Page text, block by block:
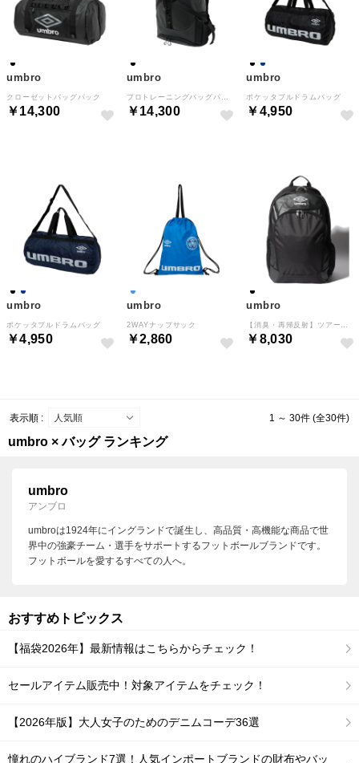
umbro
クローゼットバッグパック
￥14,300
umbro
￥14,300
umbro
ポケッタブルドラムバッグ
￥4,950
umbro
ポケッタブルドラムバッグ
￥4,950
umbro
2WAYナップサック
￥2,860
umbro
￥8,030
表示順 : 1 ～ 30件 (全30件)
umbro × バッグ ランキング
umbro
アンブロ
umbroは1924年にイングランドで誕生し、高品質・高機能な商品で世
界中の強豪チーム・選手をサポートするフットボールブランドです。
フットボールを愛するすべての人へ。
おすすめトピックス
【福袋2026年】最新情報はこちらからチェック！
セールアイテム販売中！対象アイテムをチェック！
【2026年版】大人女子のためのデニムコーデ36選
憧れのハイブランド7選！人気インポートブランドの財布やバッ